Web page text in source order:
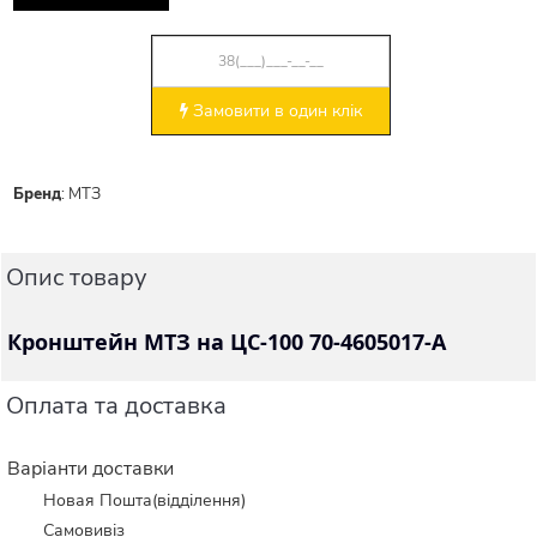
Замовити в один клік
Бренд: МТЗ
Опис товару
Кронштейн МТЗ на ЦС-100 70-4605017-А
Оплата та доставка
Варіанти доставки
Новая Пошта(відділення)
Самовивіз